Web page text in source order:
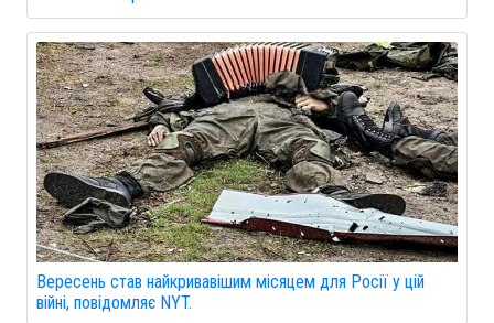
Вересень став найкривавішим місяцем для Росії у цій
війні, повідомляє NYT.